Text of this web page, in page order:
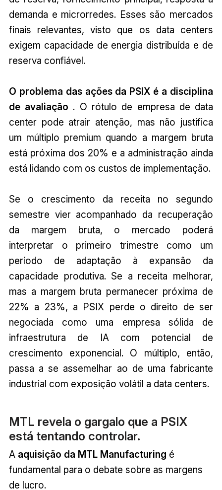
demanda e microrredes. Esses são mercados
finais relevantes, visto que os data centers
exigem capacidade de energia distribuída e de
reserva confiável.
O problema das ações da PSIX é a disciplina
de avaliação . O rótulo de empresa de data
center pode atrair atenção, mas não justifica
um múltiplo premium quando a margem bruta
está próxima dos 20% e a administração ainda
está lidando com os custos de implementação.
Se o crescimento da receita no segundo
semestre vier acompanhado da recuperação
da margem bruta, o mercado poderá
interpretar o primeiro trimestre como um
período de adaptação à expansão da
capacidade produtiva. Se a receita melhorar,
mas a margem bruta permanecer próxima de
22% a 23%, a PSIX perde o direito de ser
negociada como uma empresa sólida de
infraestrutura de IA com potencial de
crescimento exponencial. O múltiplo, então,
passa a se assemelhar ao de uma fabricante
industrial com exposição volátil a data centers.
MTL revela o gargalo que a PSIX
está tentando controlar.
A aquisição da MTL Manufacturing é
fundamental para o debate sobre as margens
de lucro.